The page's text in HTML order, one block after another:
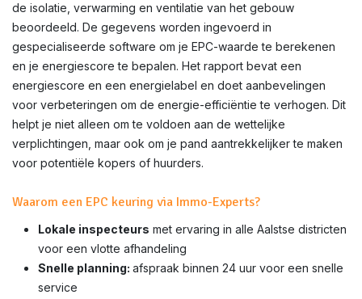
de isolatie, verwarming en ventilatie van het gebouw
beoordeeld. De gegevens worden ingevoerd in
gespecialiseerde software om je EPC-waarde te berekenen
en je energiescore te bepalen. Het rapport bevat een
energiescore en een energielabel en doet aanbevelingen
voor verbeteringen om de energie-efficiëntie te verhogen. Dit
helpt je niet alleen om te voldoen aan de wettelijke
verplichtingen, maar ook om je pand aantrekkelijker te maken
voor potentiële kopers of huurders.
Waarom een EPC keuring via Immo-Experts?
Lokale inspecteurs met ervaring in alle Aalstse districten
voor een vlotte afhandeling
Snelle planning: afspraak binnen 24 uur voor een snelle
service